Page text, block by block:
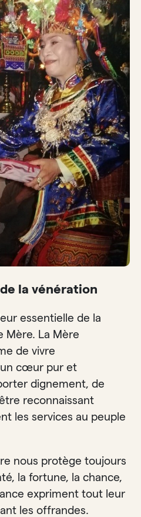
la vénération
essentielle de la
Mère. La Mère
de vivre
un cœur pur et
dignement, de
reconnaissant
les services au peuple
nous protège toujours
la fortune, la chance,
expriment tout leur
les offrandes.